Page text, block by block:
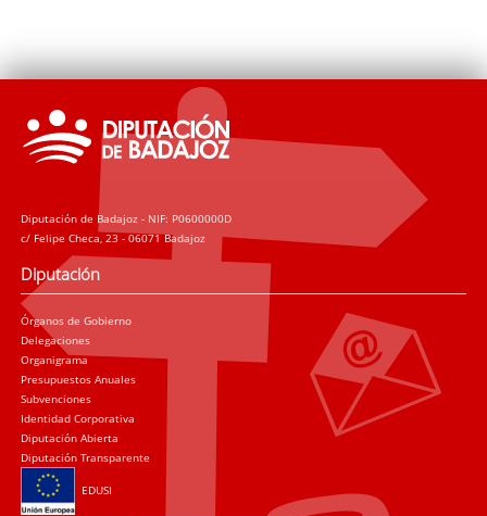
Diputación de Badajoz - NIF: P0600000D
c/ Felipe Checa, 23 - 06071 Badajoz
Diputación
Órganos de Gobierno
Delegaciones
Organigrama
Presupuestos Anuales
Subvenciones
Identidad Corporativa
Diputación Abierta
Diputación Transparente
EDUSI